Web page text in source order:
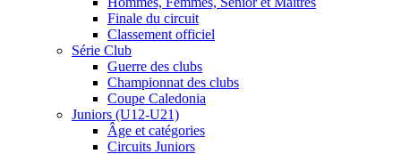
Finale du circuit
Classement officiel
Série Club
Guerre des clubs
Championnat des clubs
Coupe Caledonia
Juniors (U12-U21)
Âge et catégories
Circuits Juniors